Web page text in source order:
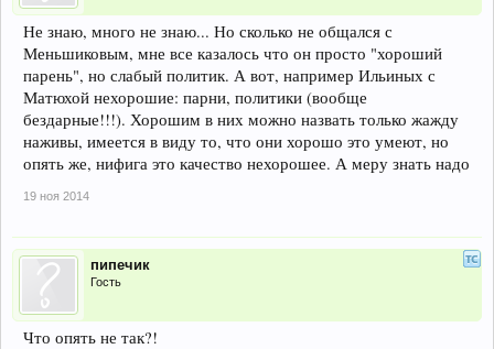
Не знаю, много не знаю... Но сколько не общался с
Меньшиковым, мне все казалось что он просто "хороший
парень", но слабый политик. А вот, например Ильиных с
Матюхой нехорошие: парни, политики (вообще
бездарные!!!). Хорошим в них можно назвать только жажду
наживы, имеется в виду то, что они хорошо это умеют, но
опять же, нифига это качество нехорошее. А меру знать надо
19 ноя 2014
пипечик
Гость
Что опять не так?!